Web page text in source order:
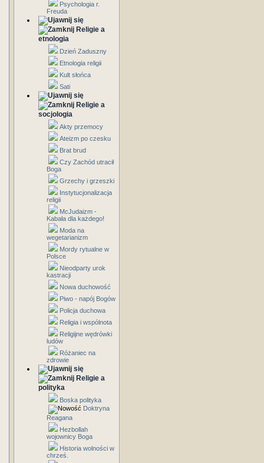
Psychologia r.
Freuda
Religie a
etnologia
Dzień Zaduszny
Etnologia religii
Kult słońca
Sati
Religie a
socjologia
Akty przemocy
Ateizm po czesku
Brat brud
Czy Zachód utracił
Boga
Grzechy i grzeszki
Instytucjonalizacja
religii
McJudaizm -
Kabała dla każdego!
Moda na
wegetarianizm
Mordy rytualne w
Polsce
Nieodparty urok
kastracji
Nowa duchowość
Piwo - napój Bogów
Policja duchowa
Religia i wspólnota
Religijne wędrówki
ludów
Różaniec na
zdrowie
Religie a
polityka
Boska polityka
Doktryna
Reagana
Hezbollah
wojownicy Boga
Historia wolności w
chrześ.